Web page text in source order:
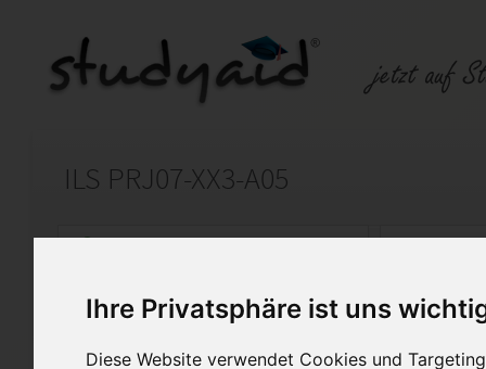
Ihre Privatsphäre ist uns
Diese Website verwendet Cookies und
ILS PRJ07-XX3-A05
Auf StudyAid.de verkaufen
Startseite Abitur und Hochschule